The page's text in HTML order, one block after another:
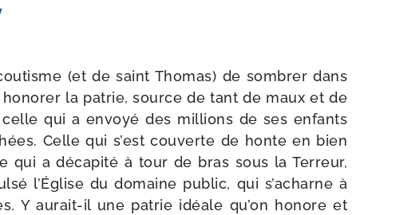
(et de saint Thomas) de som­brer dans
la patrie, source de tant de maux et de
celle qui a envoyé des mil­lions de ses enfants
Celle qui s’est cou­verte de honte en bien
qui a déca­pi­té à tour de bras sous la Terreur,
l’Église du domaine public, qui s’a­charne à
Y aurait-​il une patrie idéale qu’on honore et